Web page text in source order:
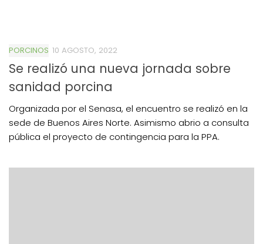
PORCINOS 10 AGOSTO, 2022
Se realizó una nueva jornada sobre
sanidad porcina
Organizada por el Senasa, el encuentro se realizó en la
sede de Buenos Aires Norte. Asimismo abrio a consulta
pública el proyecto de contingencia para la PPA.